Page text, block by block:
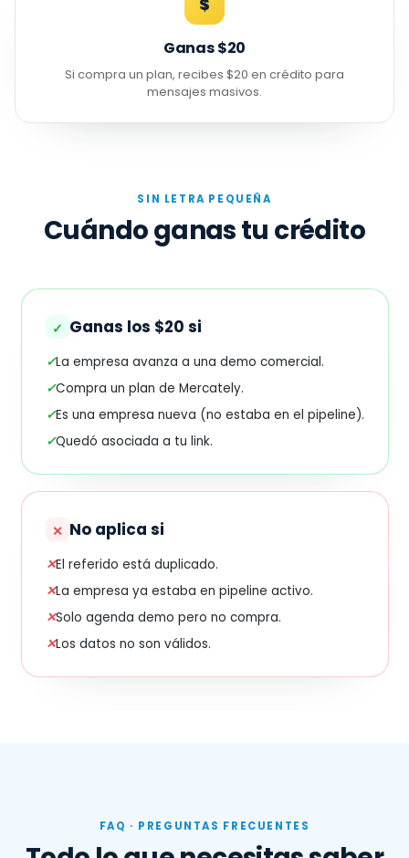
Ganas $20
Si compra un plan, recibes $20 en crédito para
mensajes masivos.
SIN LETRA PEQUEÑA
Cuándo ganas tu crédito
✓ Ganas los $20 si
✓La empresa avanza a una demo comercial.
✓Compra un plan de Mercately.
✓Es una empresa nueva (no estaba en el pipeline).
✓Quedó asociada a tu link.
✕ No aplica si
✕El referido está duplicado.
✕La empresa ya estaba en pipeline activo.
✕Solo agenda demo pero no compra.
✕Los datos no son válidos.
FAQ · PREGUNTAS FRECUENTES